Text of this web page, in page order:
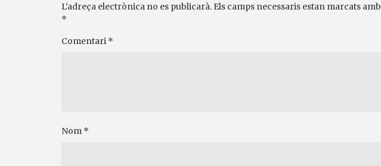
L'adreça electrònica no es publicarà. Els camps necessaris estan marcats amb
*
Comentari *
Nom *